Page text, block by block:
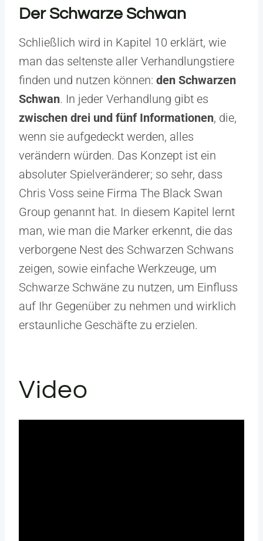
Der Schwarze Schwan
Schließlich wird in Kapitel 10 erklärt, wie
man das seltenste aller Verhandlungstiere
finden und nutzen können: den Schwarzen
Schwan. In jeder Verhandlung gibt es
zwischen drei und fünf Informationen, die,
wenn sie aufgedeckt werden, alles
verändern würden. Das Konzept ist ein
absoluter Spielveränderer; so sehr, dass
Chris Voss seine Firma The Black Swan
Group genannt hat. In diesem Kapitel lernt
man, wie man die Marker erkennt, die das
verborgene Nest des Schwarzen Schwans
zeigen, sowie einfache Werkzeuge, um
Schwarze Schwäne zu nutzen, um Einfluss
auf Ihr Gegenüber zu nehmen und wirklich
erstaunliche Geschäfte zu erzielen.
Video